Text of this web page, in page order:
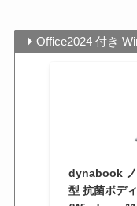
Office2024 付き
dynabook ノ
型 抗菌ボデ